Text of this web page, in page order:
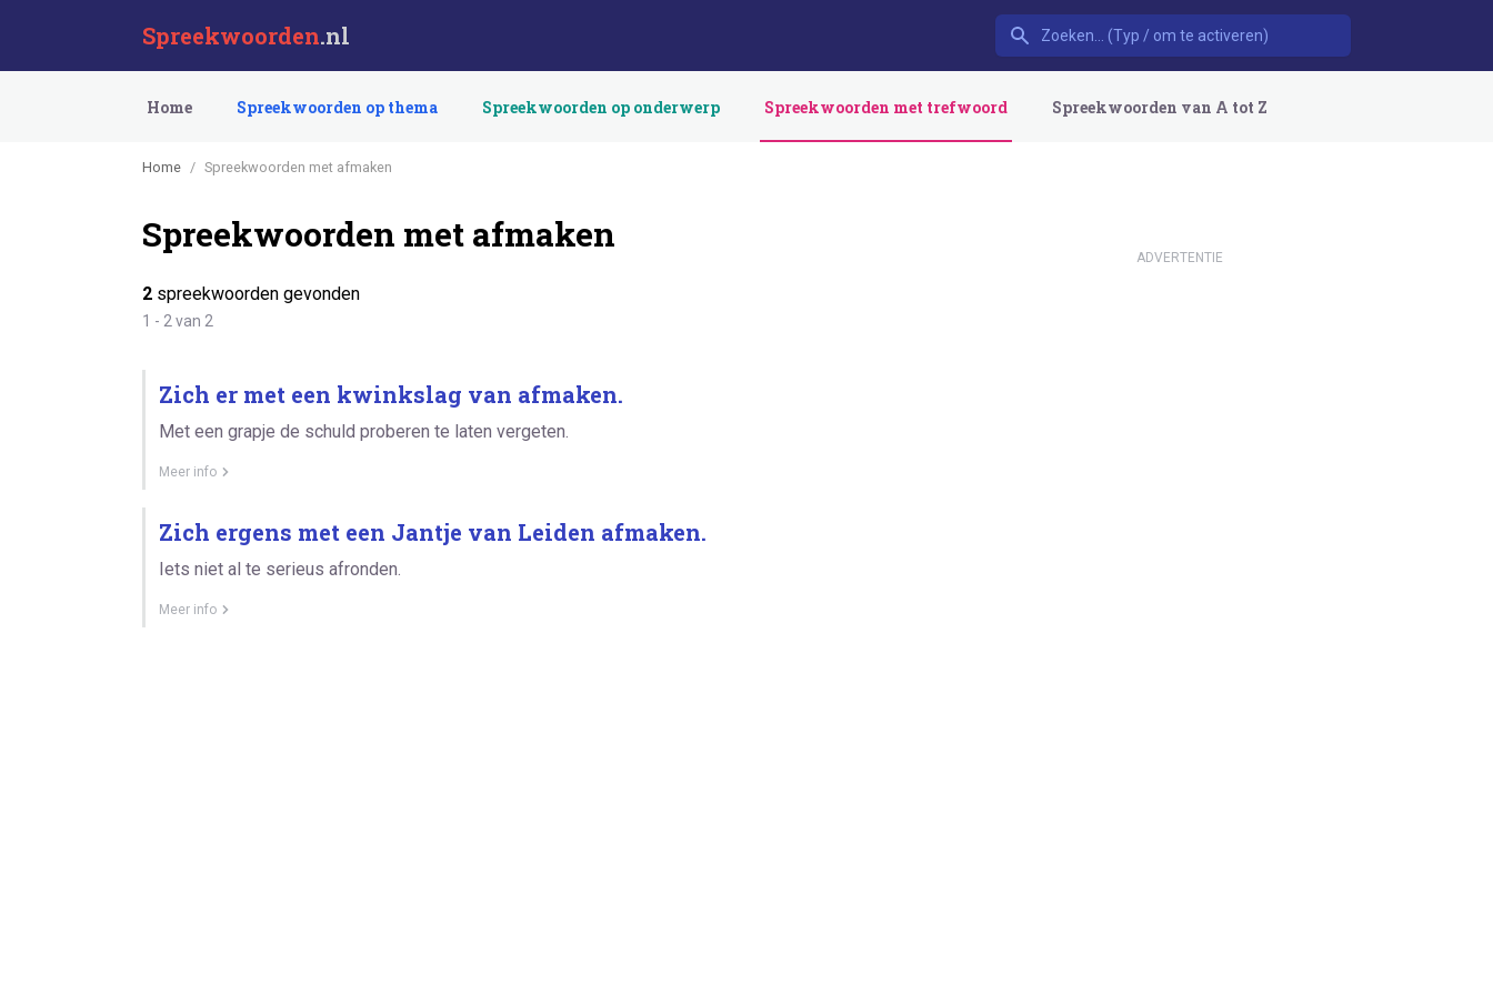
Spreekwoorden.nl
Home Spreekwoorden op thema Spreekwoorden op onderwerp Spreekwoorden met trefwoord Spreekwoorden van A tot Z
Home Spreekwoorden met afmaken
Spreekwoorden met afmaken
2 spreekwoorden gevonden
1 - 2 van 2
Zich er met een kwinkslag van afmaken.
Met een grapje de schuld proberen te laten vergeten.
Meer info
Zich ergens met een Jantje van Leiden afmaken.
Iets niet al te serieus afronden.
Meer info
ADVERTENTIE